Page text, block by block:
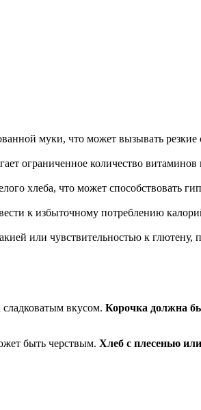
муки, что может вызывать
ограниченное количество
хлеба, что может способствовать
к избыточному потреблению
или чувствительностью к
вкусом. Корочка должна
быть черствым. Хлеб с плесенью